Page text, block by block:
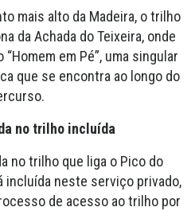
mais alto da Madeira, o trilho
da Achada do Teixeira, onde
em Pé”, uma singular
que se encontra ao longo do
no trilho incluída
no trilho que liga o Pico do
incluída neste serviço privado,
de acesso ao trilho por